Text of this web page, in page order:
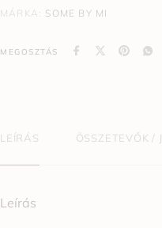
MÁRKA: SOME BY MI
MEGOSZTÁS
LEÍRÁS ÖSSZETEVŐK /
Leírás